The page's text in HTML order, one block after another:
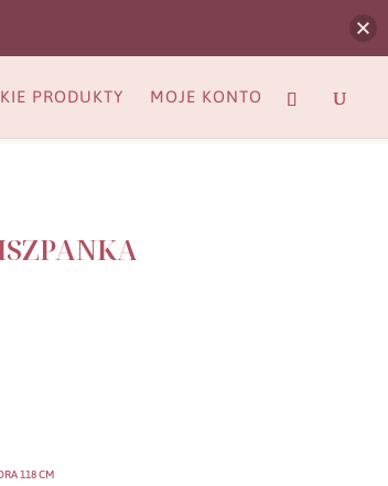
PRODUKTY MOJE KONTO
118 CM